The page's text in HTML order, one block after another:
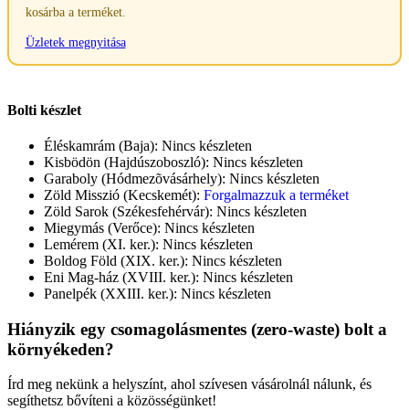
kosárba a terméket.
Üzletek megnyitása
Bolti készlet
Éléskamrám (Baja): Nincs készleten
Kisbödön (Hajdúszoboszló): Nincs készleten
Garaboly (Hódmezõvásárhely): Nincs készleten
Zöld Misszió (Kecskemét): Forgalmazzuk a terméket
Zöld Sarok (Székesfehérvár): Nincs készleten
Miegymás (Verőce): Nincs készleten
Lemérem (XI. ker.): Nincs készleten
Boldog Föld (XIX. ker.): Nincs készleten
Eni Mag-ház (XVIII. ker.): Nincs készleten
Panelpék (XXIII. ker.): Nincs készleten
Hiányzik egy csomagolásmentes (zero-waste) bolt a
környékeden?
Írd meg nekünk a helyszínt, ahol szívesen vásárolnál nálunk, és
segíthetsz bővíteni a közösségünket!